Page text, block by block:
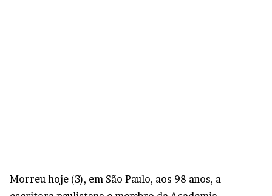
Morreu hoje (3), em São Paulo, aos 98 anos, a